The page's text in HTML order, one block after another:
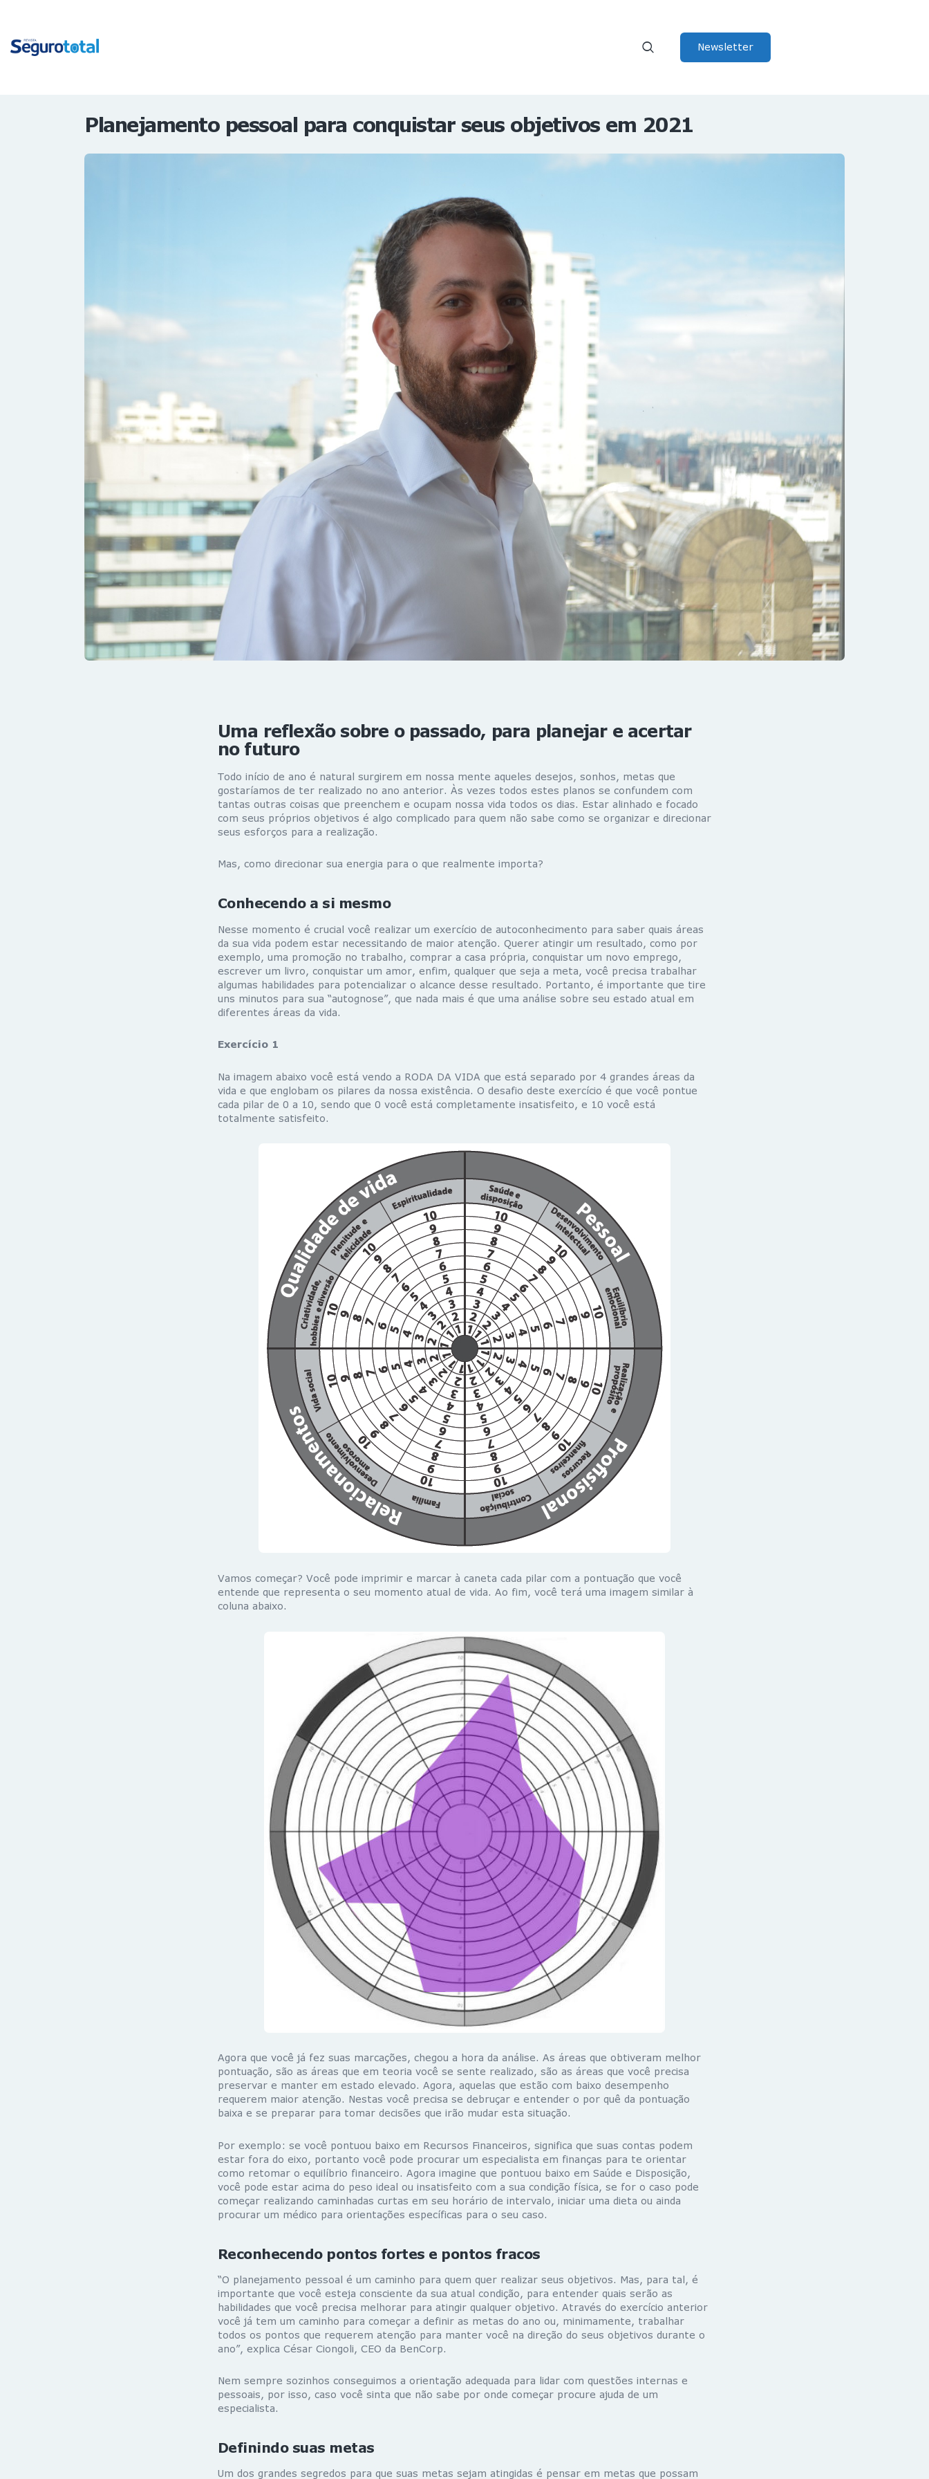
Newsletter
Planejamento pessoal para conquistar seus objetivos em 2021
Uma reflexão sobre o passado, para planejar e acertar
no futuro
Todo início de ano é natural surgirem em nossa mente aqueles desejos, sonhos, metas que
gostaríamos de ter realizado no ano anterior. Às vezes todos estes planos se confundem com
tantas outras coisas que preenchem e ocupam nossa vida todos os dias. Estar alinhado e focado
com seus próprios objetivos é algo complicado para quem não sabe como se organizar e direcionar
seus esforços para a realização.
Mas, como direcionar sua energia para o que realmente importa?
Conhecendo a si mesmo
Nesse momento é crucial você realizar um exercício de autoconhecimento para saber quais áreas
da sua vida podem estar necessitando de maior atenção. Querer atingir um resultado, como por
exemplo, uma promoção no trabalho, comprar a casa própria, conquistar um novo emprego,
escrever um livro, conquistar um amor, enfim, qualquer que seja a meta, você precisa trabalhar
algumas habilidades para potencializar o alcance desse resultado. Portanto, é importante que tire
uns minutos para sua “autognose”, que nada mais é que uma análise sobre seu estado atual em
diferentes áreas da vida.
Exercício 1
Na imagem abaixo você está vendo a RODA DA VIDA que está separado por 4 grandes áreas da
vida e que englobam os pilares da nossa existência. O desafio deste exercício é que você pontue
cada pilar de 0 a 10, sendo que 0 você está completamente insatisfeito, e 10 você está
totalmente satisfeito.
Vamos começar? Você pode imprimir e marcar à caneta cada pilar com a pontuação que você
entende que representa o seu momento atual de vida. Ao fim, você terá uma imagem similar à
coluna abaixo.
Agora que você já fez suas marcações, chegou a hora da análise. As áreas que obtiveram melhor
pontuação, são as áreas que em teoria você se sente realizado, são as áreas que você precisa
preservar e manter em estado elevado. Agora, aquelas que estão com baixo desempenho
requerem maior atenção. Nestas você precisa se debruçar e entender o por quê da pontuação
baixa e se preparar para tomar decisões que irão mudar esta situação.
Por exemplo: se você pontuou baixo em Recursos Financeiros, significa que suas contas podem
estar fora do eixo, portanto você pode procurar um especialista em finanças para te orientar
como retomar o equilíbrio financeiro. Agora imagine que pontuou baixo em Saúde e Disposição,
você pode estar acima do peso ideal ou insatisfeito com a sua condição física, se for o caso pode
começar realizando caminhadas curtas em seu horário de intervalo, iniciar uma dieta ou ainda
procurar um médico para orientações específicas para o seu caso.
Reconhecendo pontos fortes e pontos fracos
“O planejamento pessoal é um caminho para quem quer realizar seus objetivos. Mas, para tal, é
importante que você esteja consciente da sua atual condição, para entender quais serão as
habilidades que você precisa melhorar para atingir qualquer objetivo. Através do exercício anterior
você já tem um caminho para começar a definir as metas do ano ou, minimamente, trabalhar
todos os pontos que requerem atenção para manter você na direção do seus objetivos durante o
ano”, explica César Ciongoli, CEO da BenCorp.
Nem sempre sozinhos conseguimos a orientação adequada para lidar com questões internas e
pessoais, por isso, caso você sinta que não sabe por onde começar procure ajuda de um
especialista.
Definindo suas metas
Um dos grandes segredos para que suas metas sejam atingidas é pensar em metas que possam